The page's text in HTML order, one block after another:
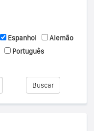
Espanhol
Alemão
Português
Buscar